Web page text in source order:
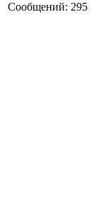
Сообщений: 295